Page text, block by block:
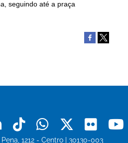
seguindo até a praça
LinkedinTiktokWhatsapp
X Flickr
1212 - Centro | 30130-003